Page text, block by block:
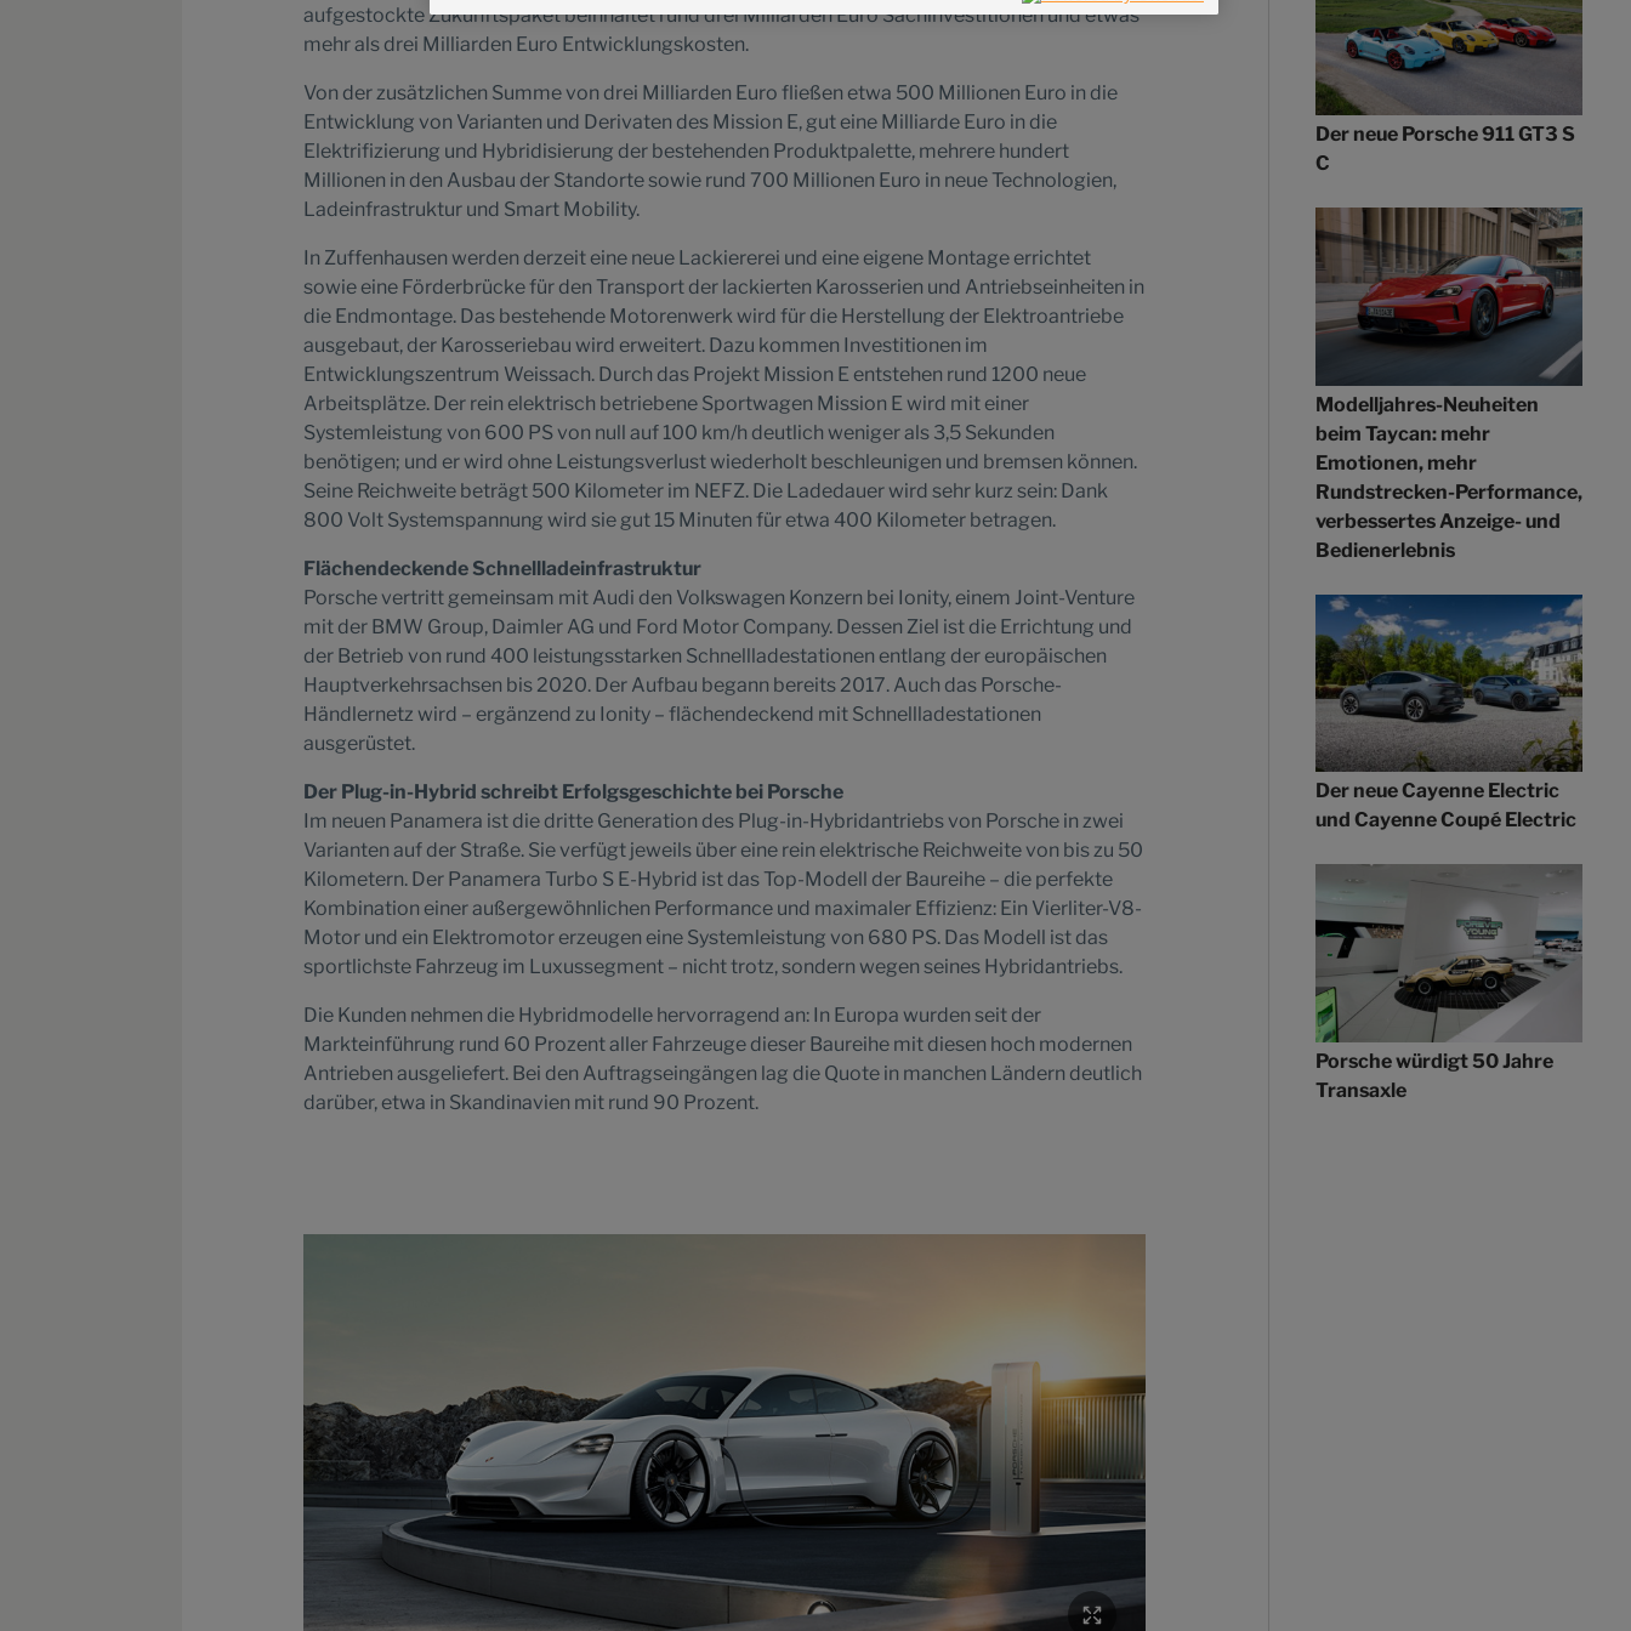
aufgestockte Zukunftspaket beinhaltet rund drei Milliarden Euro Sachinvestitionen und etwas
mehr als drei Milliarden Euro Entwicklungskosten.
Von der zusätzlichen Summe von drei Milliarden Euro fließen etwa 500 Millionen Euro in die
Entwicklung von Varianten und Derivaten des Mission E, gut eine Milliarde Euro in die
Elektrifizierung und Hybridisierung der bestehenden Produktpalette, mehrere hundert
Millionen in den Ausbau der Standorte sowie rund 700 Millionen Euro in neue Technologien,
Ladeinfrastruktur und Smart Mobility.
In Zuffenhausen werden derzeit eine neue Lackiererei und eine eigene Montage errichtet
sowie eine Förderbrücke für den Transport der lackierten Karosserien und Antriebseinheiten in
die Endmontage. Das bestehende Motorenwerk wird für die Herstellung der Elektroantriebe
ausgebaut, der Karosseriebau wird erweitert. Dazu kommen Investitionen im
Entwicklungszentrum Weissach. Durch das Projekt Mission E entstehen rund 1200 neue
Arbeitsplätze. Der rein elektrisch betriebene Sportwagen Mission E wird mit einer
Systemleistung von 600 PS von null auf 100 km/h deutlich weniger als 3,5 Sekunden
benötigen; und er wird ohne Leistungsverlust wiederholt beschleunigen und bremsen können.
Seine Reichweite beträgt 500 Kilometer im NEFZ. Die Ladedauer wird sehr kurz sein: Dank
800 Volt Systemspannung wird sie gut 15 Minuten für etwa 400 Kilometer betragen.
Flächendeckende Schnellladeinfrastruktur
Porsche vertritt gemeinsam mit Audi den Volkswagen Konzern bei Ionity, einem Joint-Venture
mit der BMW Group, Daimler AG und Ford Motor Company. Dessen Ziel ist die Errichtung und
der Betrieb von rund 400 leistungsstarken Schnellladestationen entlang der europäischen
Hauptverkehrsachsen bis 2020. Der Aufbau begann bereits 2017. Auch das Porsche-
Händlernetz wird – ergänzend zu Ionity – flächendeckend mit Schnellladestationen
ausgerüstet.
Der Plug-in-Hybrid schreibt Erfolgsgeschichte bei Porsche
Im neuen Panamera ist die dritte Generation des Plug-in-Hybridantriebs von Porsche in zwei
Varianten auf der Straße. Sie verfügt jeweils über eine rein elektrische Reichweite von bis zu 50
Kilometern. Der Panamera Turbo S E-Hybrid ist das Top-Modell der Baureihe – die perfekte
Kombination einer außergewöhnlichen Performance und maximaler Effizienz: Ein Vierliter-V8-
Motor und ein Elektromotor erzeugen eine Systemleistung von 680 PS. Das Modell ist das
sportlichste Fahrzeug im Luxussegment – nicht trotz, sondern wegen seines Hybridantriebs.
Die Kunden nehmen die Hybridmodelle hervorragend an: In Europa wurden seit der
Markteinführung rund 60 Prozent aller Fahrzeuge dieser Baureihe mit diesen hoch modernen
Antrieben ausgeliefert. Bei den Auftragseingängen lag die Quote in manchen Ländern deutlich
darüber, etwa in Skandinavien mit rund 90 Prozent.
Der neue Porsche 911 GT3 S
C
Modelljahres-Neuheiten
beim Taycan: mehr
Emotionen, mehr
Rundstrecken-Performance,
verbessertes Anzeige- und
Bedienerlebnis
Der neue Cayenne Electric
und Cayenne Coupé Electric
Porsche würdigt 50 Jahre
Transaxle